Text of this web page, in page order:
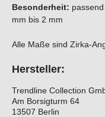
Besonderheit:
mm bis 2 mm
Alle Maße sind Zirka-
Hersteller:
Trendline Collection
Am Borsigturm 64
13507 Berlin